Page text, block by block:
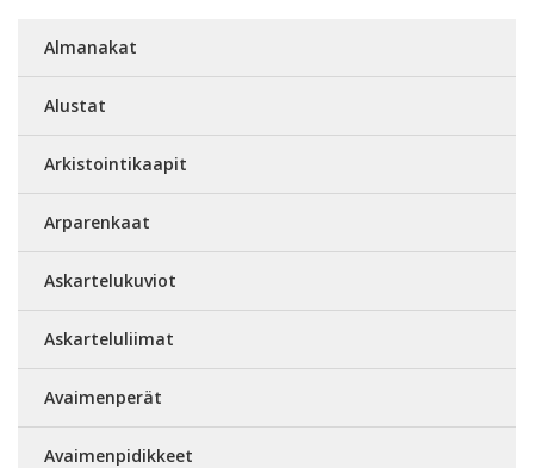
Almanakat
Alustat
Arkistointikaapit
Arparenkaat
Askartelukuviot
Askarteluliimat
Avaimenperät
Avaimenpidikkeet